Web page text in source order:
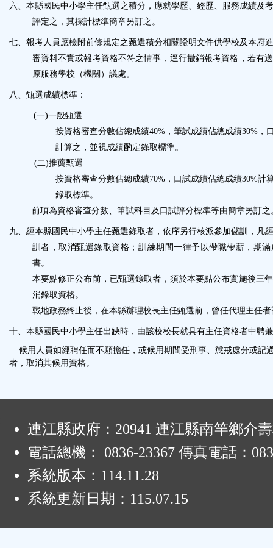
六、 本縣國民中小學主任甄選之積分，應就學歷、經歷、服務成績及
評定之，其採計標準簡章另訂之。
七、 報考人員應檢附前條規定之甄選積分相關證明文件供學校及本府
審資料不實或報考資格不符之情事，逕行撤銷報考資格，若有
原服務學校（機關）議處。
八、 甄選成績標準：
(一)一般甄選
按資格審查分數佔總成績40%，筆試成績佔總成績30%，
計算之，並視成績酌定錄取標準。
(二)推薦甄選
按資格審查分數佔總成績70%，口試成績佔總成績30%計
錄取標準。
前項為資格審查分數、筆試科目及口試評分標準等由簡章另訂之
九、 經本縣國民中小學主任甄選錄取者，依序另行核派參加儲訓，凡
訓者，取消甄選錄取資格；訓練期間一律予以帶職帶薪，期
書。
本要點修正公布前，已甄選錄取者，須於本要點公布實施後三
消錄取資格。
戰地政務終止後，在本縣辦理校長主任甄選前，曾任代理主任
十、 本縣國民中小學主任出缺時，由該校校長就具有主任資格者中聘
候用人員如經聘任而不願擔任，或候用期間受刑事、懲戒處分或記
者，取消其候用資格。
連江縣政府：20941 連江縣南竿鄉介
電話總機： 0836-23367 傳真電話：
系統版本： 114.11.28
系統更新日期： 115.07.15